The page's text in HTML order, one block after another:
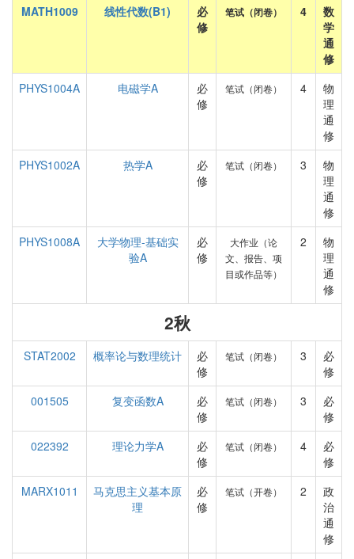
MATH1009
线性代数(B1)
必
修
笔试（闭卷） 4
数
学
通
修
PHYS1004A
电磁学A
必
修
笔试（闭卷） 4
物
理
通
修
PHYS1002A
热学A
必
修
笔试（闭卷） 3
物
理
通
修
PHYS1008A
大学物理-基础实
验A
必
修
大作业（论
文、报告、项
目或作品等）
2
物
理
通
修
2秋
STAT2002 概率论与数理统计
必
修
笔试（闭卷） 3
必
修
001505
复变函数A
必
修
笔试（闭卷） 3
必
修
022392
理论力学A
必
修
笔试（闭卷） 4
必
修
MARX1011
马克思主义基本原
理
必
修
笔试（开卷） 2
政
治
通
修